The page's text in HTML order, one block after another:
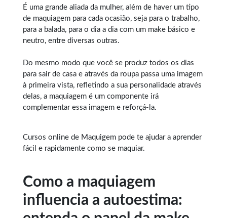
É uma grande aliada da mulher, além de haver um tipo
de maquiagem para cada ocasião, seja para o trabalho,
para a balada, para o dia a dia com um make básico e
neutro, entre diversas outras.
Do mesmo modo que você se produz todos os dias
para sair de casa e através da roupa passa uma imagem
à primeira vista, refletindo a sua personalidade através
delas, a maquiagem é um componente irá
complementar essa imagem e reforçá-la.
Cursos online de Maquigem pode te ajudar a aprender
fácil e rapidamente como se maquiar.
Como a maquiagem
influencia a autoestima: